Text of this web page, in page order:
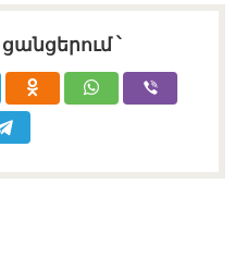
ցանցերում ՝